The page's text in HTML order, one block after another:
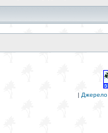
| Джерело